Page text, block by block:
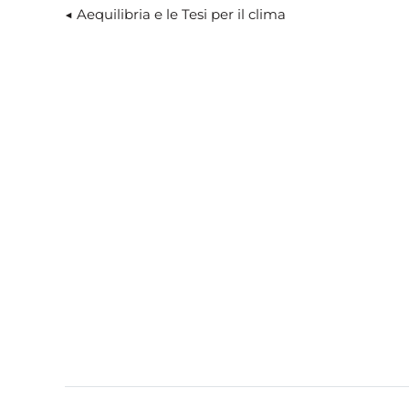
◀︎ Aequilibria e le Tesi per il clima